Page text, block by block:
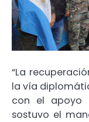
“La
la vía
con el apoyo
sostuvo el